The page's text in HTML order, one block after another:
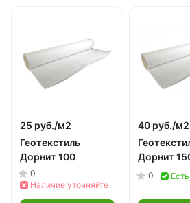
25 руб./м2
Геотекстиль
Дорнит 100
0
Наличие уточняйте
40 руб./м2
Дорнит
0